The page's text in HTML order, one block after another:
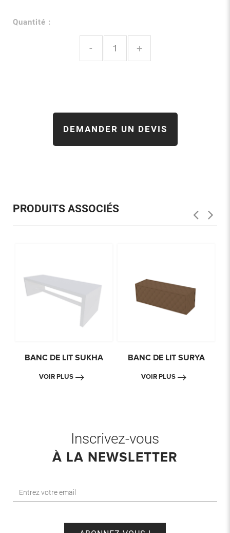
Quantité :
- +
DEMANDER UN DEVIS
PRODUITS ASSOCIÉS
BANC DE LIT SUKHA
VOIR PLUS
BANC DE LIT SURYA
VOIR PLUS
Inscrivez-vous
À LA NEWSLETTER